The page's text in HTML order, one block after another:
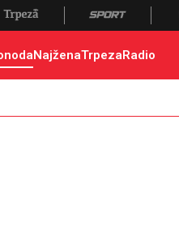
NajženaTrpezaRadio